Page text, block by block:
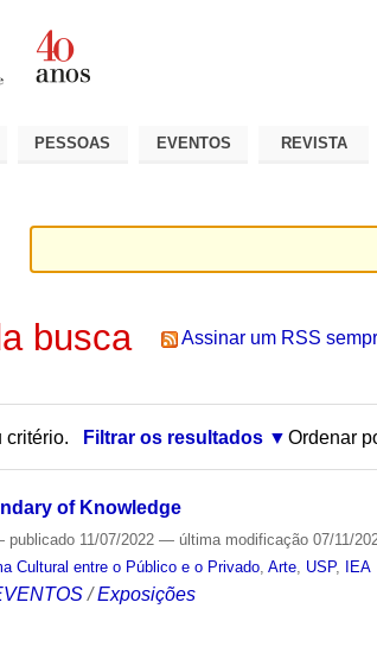
PESSOAS EVENTOS REVISTA
busca Assinar um RSS
critério. Filtrar os resultados Ordenar
of Knowledge
publicado 11/07/2022— última modificação 07/11/
Cultural entre o Público e o Privado ,Arte USP, IEA
/Exposições